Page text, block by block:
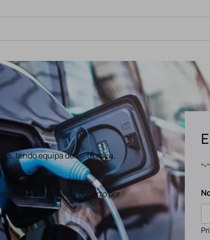
tendo equipa de eletronica,
nosso trabalho está coberto por
"*